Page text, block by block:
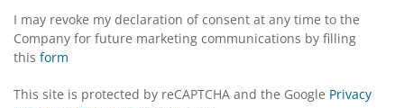
I may revoke my declaration of consent at any time to the
Company for future marketing communications by filling
this form
This site is protected by reCAPTCHA and the Google Privacy